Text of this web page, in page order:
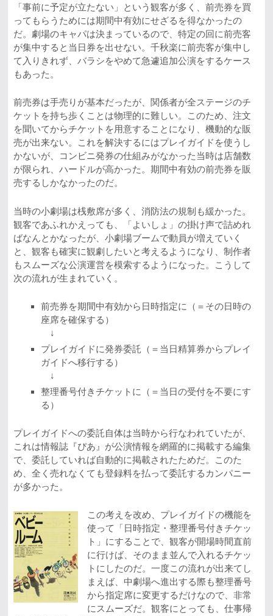
「事前に予定が立たない」という観客が多く、前売券を買
ってもらうためには期間中有効にせざるを得なかったの
だ。劇場のキャパは決まっているので、特定の回に前売客
が集中すると当日券を出せない。千秋楽に前売客が集中し
て入りきれず、バラシをやめて急遽追加公演をするケース
もあった。
前売券は手売りが基本だったが、関係者が全ステージのチ
ケットを持ち歩くことは物理的に難しい。このため、注文
を聞いてからチケットを用意することになり、機動的な販
売が出来ない。これを解決するにはプレイガイドを使うし
かないが、コンビニ発券の仕組みがなかった当時は店舗数
が限られ、ハードルが高かった。期間中有効の前売券を販
売するしかなかったのだ。
当時の小劇場は桟敷席が多く、消防法の規制も緩かった。
観客であふれかえっても、「よいしょ」の掛け声で詰めれ
ばなんとかなったが、小劇場ブームで動員が増えていく
と、観客も確実に観劇したいと考えるようになり、制作者
もスムーズな公演運営を模索するようになった。こうして
次の流れが生まれていく。
前売券を期間中有効から日時指定に（＝その日時の
座席を確保する）
↓
プレイガイドに発券委託（＝当日精算券からプレイ
ガイドへ移行する）
↓
整理番号付きチケットに（＝当日の受付を不要にす
る）
プレイガイドへの委託自体は当時から行なわれていたが、
これは情報誌『ぴあ』が公演情報を網羅的に掲載する編集
で、委託していれば自動的に掲載されたためだ。このた
め、全く売れなくても登録料を払って委託するカンパニー
が多かった。
この考えを改め、プレイガイドの機能を
使って「日時指定・整理番号付きチケッ
ト」にすることで、観客が開場時間直前
に行けば、そのまま並んで入れるチケッ
トにしたのだ。一度この流れが出来てし
まえば、中劇場へ進出する際も整理番号
から指定席に変更するだけなので、非常
にスムーズだ。観客にとっても、仕事帰